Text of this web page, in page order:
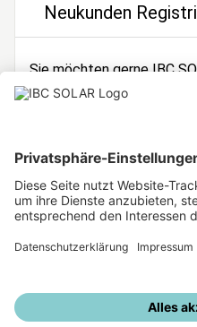
Neukunden
Sie möchten gerne IBC
Dann registrieren Sie sich
Unsere weiteren
IBC SOLAR Webseite